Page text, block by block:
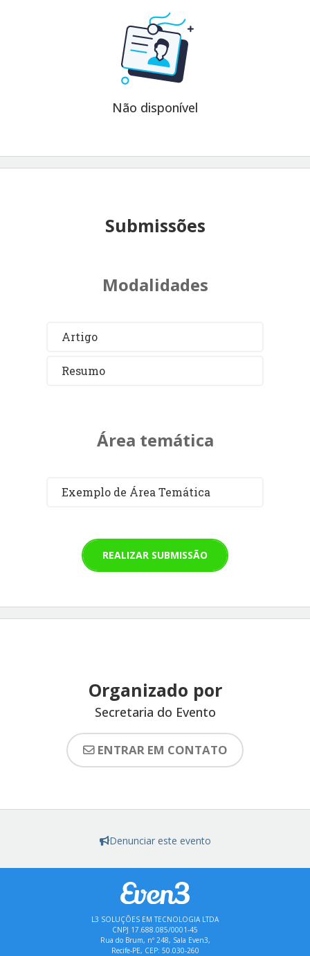
Não disponível
Submissões
Modalidades
Artigo
Resumo
Área temática
Exemplo de Área Temática
REALIZAR SUBMISSÃO
Organizado por
Secretaria do Evento
ENTRAR EM CONTATO
Denunciar este evento
L3 SOLUÇÕES EM TECNOLOGIA LTDA
CNPJ 17.688.085/0001-45
Rua do Brum, nº 248, Sala Even3,
Recife-PE, CEP: 50.030-260